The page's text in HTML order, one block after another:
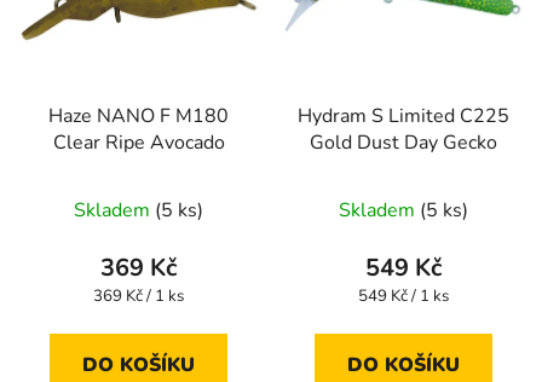
Haze NANO F M180
Clear Ripe Avocado
Skladem (5 ks)
369 Kč
Měrná
369 Kč / 1 ks
DO KOŠÍKU
Hydram S Limited C225
Gold Dust Day Gecko
Skladem (5 ks)
549 Kč
Měrná
549 Kč / 1 ks
DO KOŠÍKU